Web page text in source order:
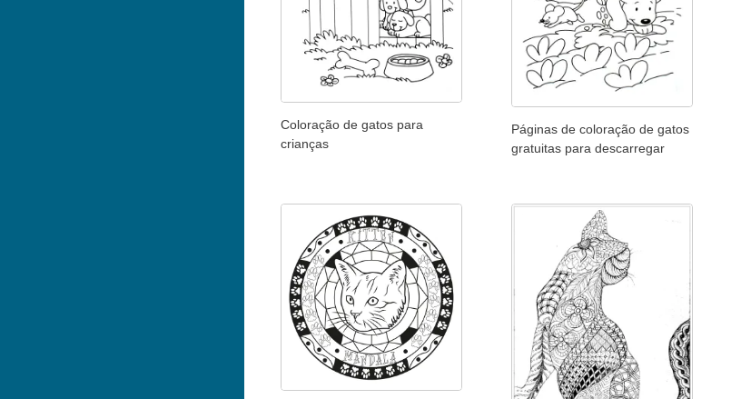
Coloração de gatos para
crianças
Páginas de coloração de gatos
gratuitas para descarregar